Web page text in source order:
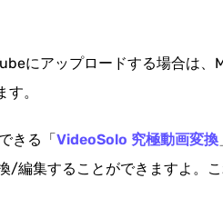
にアップロードする場合は、
。
きる「VideoSolo 究極動画変換
/編集することができますよ。